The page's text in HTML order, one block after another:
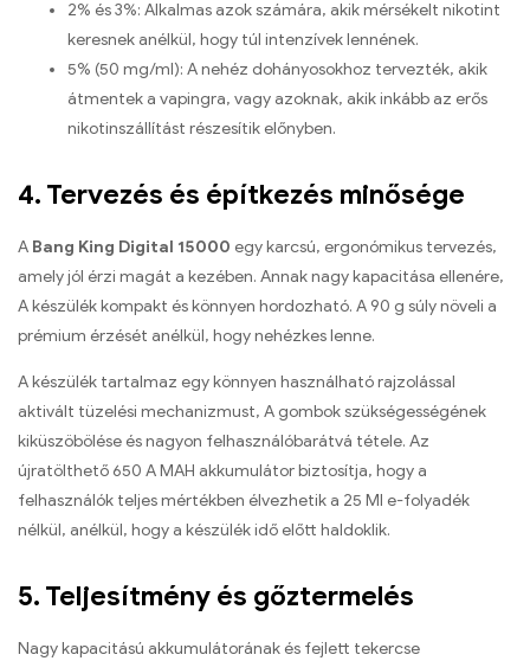
2% és 3%: Alkalmas azok számára, akik mérsékelt nikotint
keresnek anélkül, hogy túl intenzívek lennének.
5% (50 mg/ml): A nehéz dohányosokhoz tervezték, akik
átmentek a vapingra, vagy azoknak, akik inkább az erős
nikotinszállítást részesítik előnyben.
4. Tervezés és építkezés minősége
A Bang King Digital 15000 egy karcsú, ergonómikus tervezés,
amely jól érzi magát a kezében. Annak nagy kapacitása ellenére,
A készülék kompakt és könnyen hordozható. A 90 g súly növeli a
prémium érzését anélkül, hogy nehézkes lenne.
A készülék tartalmaz egy könnyen használható rajzolással
aktivált tüzelési mechanizmust, A gombok szükségességének
kiküszöbölése és nagyon felhasználóbarátvá tétele. Az
újratölthető 650 A MAH akkumulátor biztosítja, hogy a
felhasználók teljes mértékben élvezhetik a 25 Ml e-folyadék
nélkül, anélkül, hogy a készülék idő előtt haldoklik.
5. Teljesítmény és gőztermelés
Nagy kapacitású akkumulátorának és fejlett tekercse